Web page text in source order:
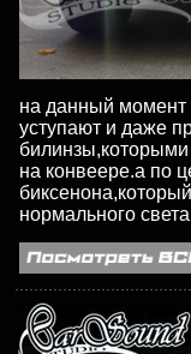
на данный момент
уступают и даже
на конвеере.а по
нормального